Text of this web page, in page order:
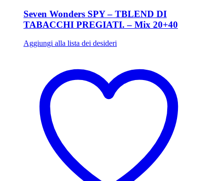
Seven Wonders SPY – TBLEND DI
TABACCHI PREGIATI. – Mix 20+40
Aggiungi alla lista dei desideri